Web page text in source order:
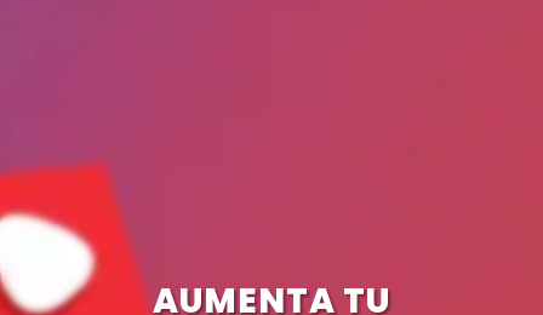
AUMENTA TU